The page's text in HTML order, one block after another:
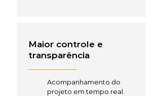
Maior controle e
transparência
Acompanhamento do
projeto em tempo real.